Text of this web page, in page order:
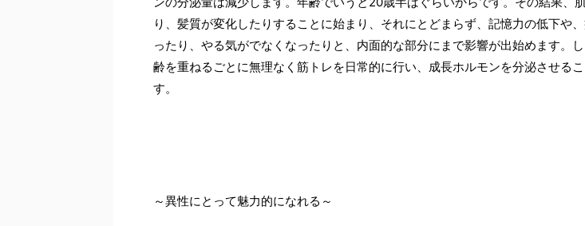
り、髪質が変化したりすることに始まり、それにとどまらず、記憶力の低下や
ったり、やる気がでなくなったりと、内面的な部分にまで影響が出始めます。
齢を重ねるごとに無理なく筋トレを日常的に行い、成長ホルモンを分泌させる
す。
～異性にとって魅力的になれる～